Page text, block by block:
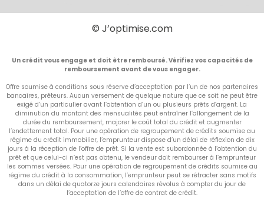
© J’optimise.com
Un crédit vous engage et doit être remboursé. Vérifiez vos capacités de
remboursement avant de vous engager.
Offre soumise à conditions sous réserve d’acceptation par l’un de nos partenaires
bancaires, prêteurs. Aucun versement de quelque nature que ce soit ne peut être
exigé d’un particulier avant l’obtention d’un ou plusieurs prêts d’argent. La
diminution du montant des mensualités peut entraîner l’allongement de la
durée du remboursement, majorer le coût total du crédit et augmenter
l’endettement total. Pour une opération de regroupement de crédits soumise au
régime du crédit immobilier, l’emprunteur dispose d’un délai de réflexion de dix
jours à la réception de l’offre de prêt. Si la vente est subordonnée à l’obtention du
prêt et que celui-ci n’est pas obtenu, le vendeur doit rembourser à l’emprunteur
les sommes versées. Pour une opération de regroupement de crédits soumise au
régime du crédit à la consommation, l’emprunteur peut se rétracter sans motifs
dans un délai de quatorze jours calendaires révolus à compter du jour de
l’acceptation de l’offre de contrat de crédit.